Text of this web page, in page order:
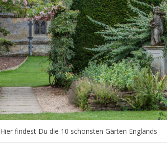
Hier findest Du die 10 schönsten Gärten Englands